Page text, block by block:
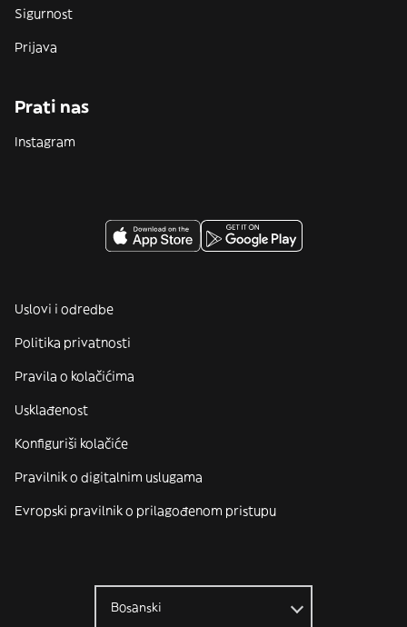
Sigurnost
Prijava
Prati nas
Instagram
Uslovi i odredbe
Politika privatnosti
Pravila o kolačićima
Usklađenost
Konfiguriši kolačiće
Pravilnik o digitalnim uslugama
Evropski pravilnik o prilagođenom pristupu